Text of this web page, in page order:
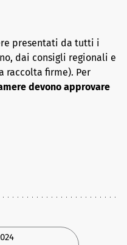
presentati da tutti i
dai consigli regionali e
raccolta firme). Per
devono approvare